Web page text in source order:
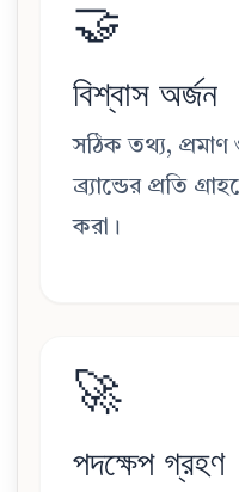
🤝
বিশ্বাস অর্জন
সঠিক তথ্য,
ব্র্যান্ডের প্রতি
করা।
🚀
পদক্ষেপ গ্রহণ